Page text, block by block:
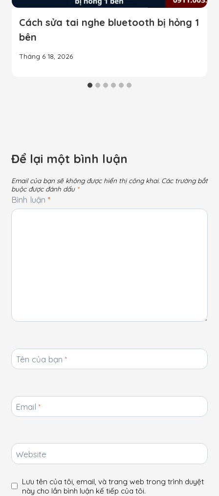
Cách sửa tai nghe bluetooth bị hỏng 1
bên
Tháng 6 18, 2026
Để lại một bình luận
Email của bạn sẽ không được hiển thị công khai. Các trường bắt
buộc được đánh dấu *
Bình luận *
Tên của bạn *
Email *
Website
Lưu tên của tôi, email, và trang web trong trình duyệt
này cho lần bình luận kế tiếp của tôi.